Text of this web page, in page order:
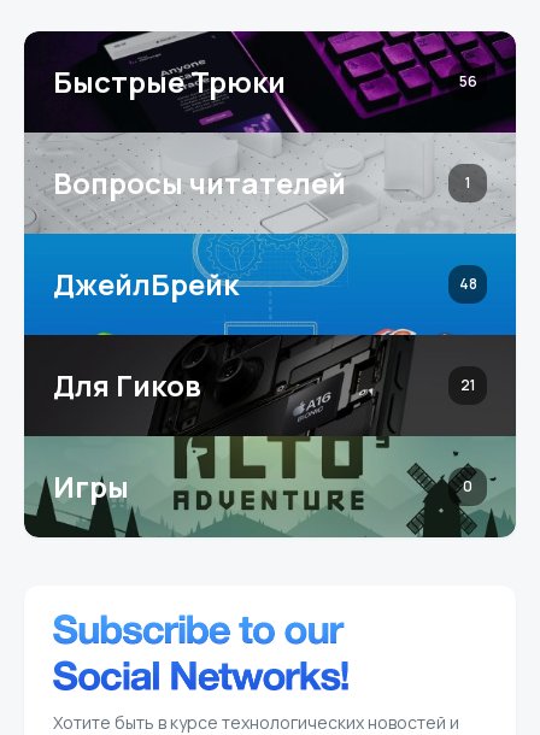
Быстрые Трюки 56
Вопросы читателей 1
ДжейлБрейк 48
Для Гиков 21
Игры 0
Хотите быть в курсе технологических новостей и